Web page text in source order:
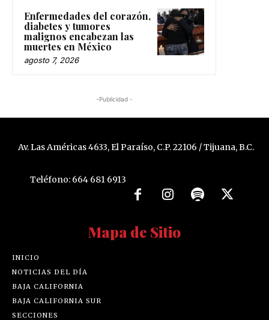
Enfermedades del corazón,
diabetes y tumores
malignos encabezan las
muertes en México
agosto 7, 2026
-Publicidad -
Av. Las Américas 4633, El Paraíso, C.P. 22106 / Tijuana, B.C.
Teléfono: 664 681 6913
Mapa de Sitio
INICIO
NOTICIAS DEL DÍA
BAJA CALIFORNIA
BAJA CALIFORNIA SUR
SECCIONES